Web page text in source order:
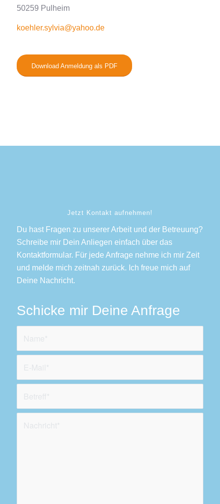
50259 Pulheim
koehler.sylvia@yahoo.de
Download Anmeldung als PDF
Jetzt Kontakt aufnehmen!
Du hast Fragen zu unserer Arbeit und der Betreuung?
Schreibe mir Dein Anliegen einfach über das
Kontaktformular. Für jede Anfrage nehme ich mir Zeit
und melde mich zeitnah zurück. Ich freue mich auf
Deine Nachricht.
Schicke mir Deine Anfrage